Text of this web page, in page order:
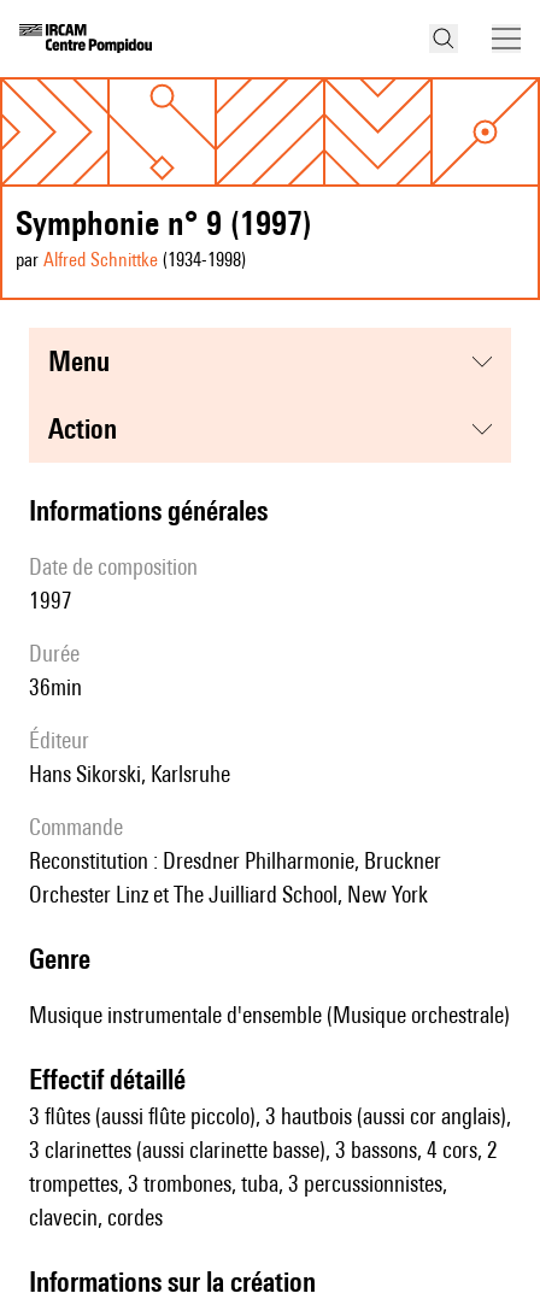
Symphonie n° 9 (1997)
par Alfred Schnittke (1934-1998)
menu
action
informations générales
date de composition
1997
durée
36min
éditeur
Hans Sikorski, Karlsruhe
Commande
Reconstitution : Dresdner Philharmonie, Bruckner
Orchester Linz et The Juilliard School, New York
genre
Musique instrumentale d'ensemble (Musique orchestrale)
effectif détaillé
3 flûtes (aussi flûte piccolo), 3 hautbois (aussi cor anglais),
3 clarinettes (aussi clarinette basse), 3 bassons, 4 cors, 2
trompettes, 3 trombones, tuba, 3 percussionnistes,
clavecin, cordes
informations sur la création